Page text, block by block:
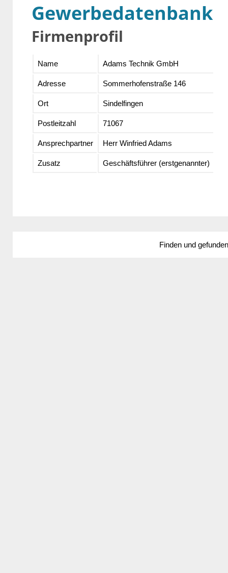
Gewerbedatenbank
Firmenprofil
Name Adams Technik GmbH
Adresse Sommerhofenstraße 146
Ort Sindelfingen
Postleitzahl 71067
Ansprechpartner Herr Winfried Adams
Zusatz Geschäftsführer (erstgenannter)
Finden und